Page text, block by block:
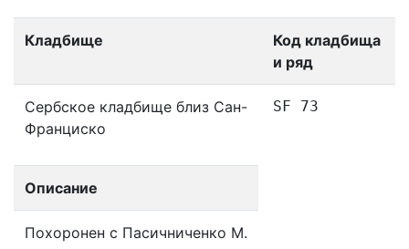
Кладбище
Код кладбища
и ряд
Сербское кладбище близ Сан-
Франциско
SF 73
Описание
Похоронен с Пасичниченко М.